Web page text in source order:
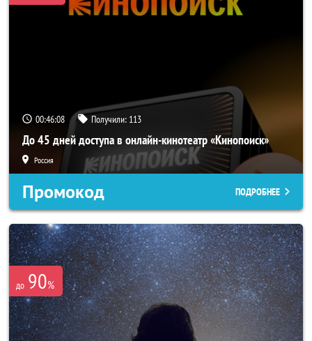
00:46:07 Получили: 113
До 45 дней доступа в онлайн-кинотеатр «Кинопоиск»
Россия
Промокод ПОДРОБНЕЕ
до 90%